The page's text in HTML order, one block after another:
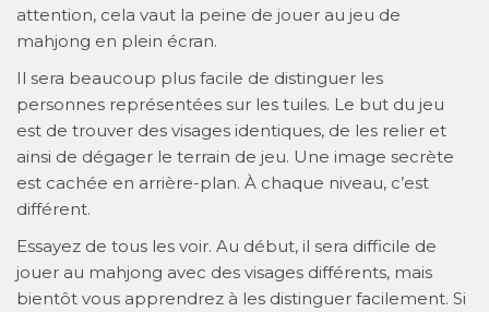
attention, cela vaut la peine de jouer au jeu de
mahjong en plein écran.
Il sera beaucoup plus facile de distinguer les
personnes représentées sur les tuiles. Le but du jeu
est de trouver des visages identiques, de les relier et
ainsi de dégager le terrain de jeu. Une image secrète
est cachée en arrière-plan. À chaque niveau, c’est
différent.
Essayez de tous les voir. Au début, il sera difficile de
jouer au mahjong avec des visages différents, mais
bientôt vous apprendrez à les distinguer facilement. Si